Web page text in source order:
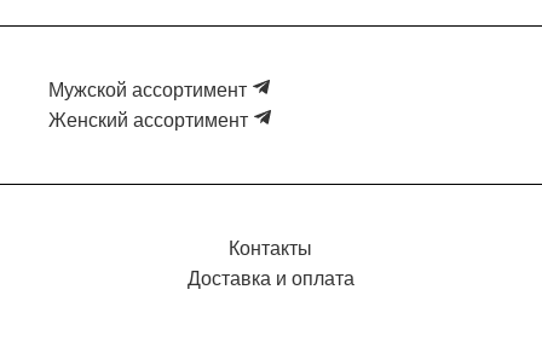
Мужской ассортимент
Женский ассортимент
Контакты
Доставка и оплата